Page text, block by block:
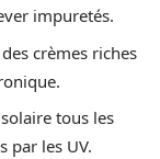
impuretés.
crèmes riches
tous les
par les UV.